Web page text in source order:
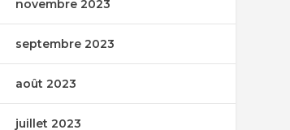
novembre 2023
septembre 2023
août 2023
juillet 2023